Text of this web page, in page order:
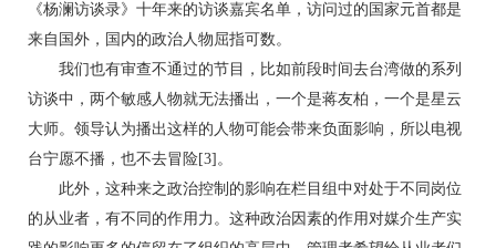
《杨澜访谈录》十年来的访谈嘉宾名单，访问过的国家元首都是
来自国外，国内的政治人物屈指可数。
我们也有审查不通过的节目，比如前段时间去台湾做的系列
访谈中，两个敏感人物就无法播出，一个是蒋友柏，一个是星云
大师。领导认为播出这样的人物可能会带来负面影响，所以电视
台宁愿不播，也不去冒险[3]。
此外，这种来之政治控制的影响在栏目组中对处于不同岗位
的从业者，有不同的作用力。这种政治因素的作用对媒介生产实